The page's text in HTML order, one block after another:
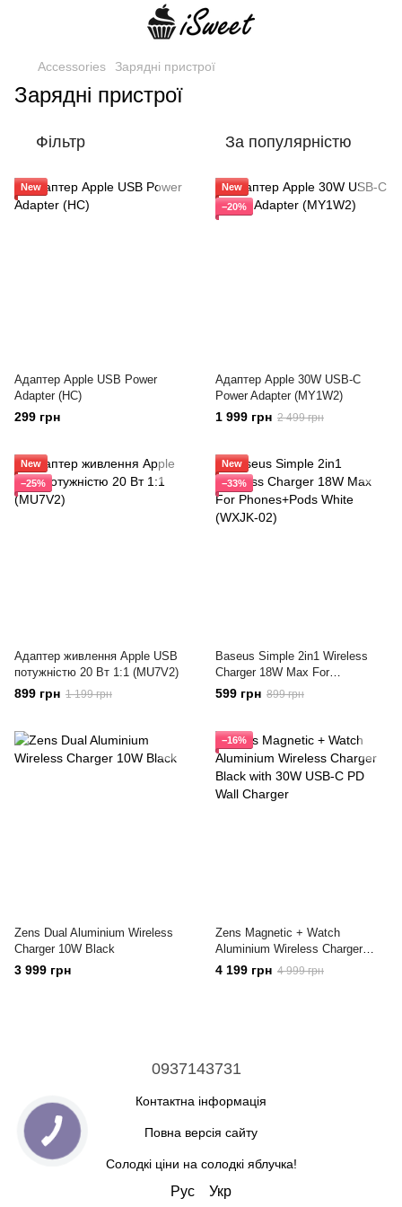
Accessories Зарядні пристрої
Зарядні пристрої
Фільтр За популярністю
New
Адаптер Apple USB Power
Adapter (HC)
299 грн
New
−20%
Адаптер Apple 30W USB-C
Power Adapter (MY1W2)
1 999 грн 2 499 грн
New
−25%
Адаптер живлення Apple USB
потужністю 20 Вт 1:1 (MU7V2)
899 грн 1 199 грн
New
−33%
Baseus Simple 2in1 Wireless
Charger 18W Max For
Phones+Pods White (WXJK-02)
599 грн 899 грн
Zens Dual Aluminium Wireless
Charger 10W Black
3 999 грн
−16%
Zens Magnetic + Watch
Aluminium Wireless Charger
Black with 30W USB-C PD Wall
4 199 грн 4 999 грн
0937143731
Контактна інформація
Повна версія сайту
Солодкі ціни на солодкі яблучка!
Рус Укр